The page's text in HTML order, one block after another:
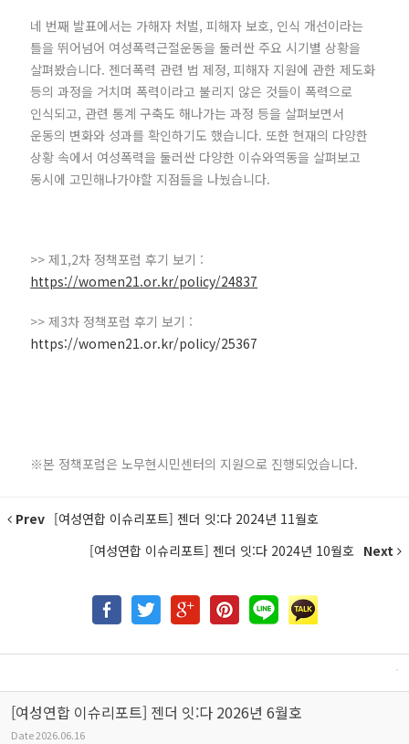
네 번째 발표에서는 가해자 처벌, 피해자 보호, 인식 개선이라는
틀을 뛰어넘어 여성폭력근절운동을 둘러싼 주요 시기별 상황을
살펴봤습니다. 젠더폭력 관련 법 제정, 피해자 지원에 관한 제도화
등의 과정을 거치며 폭력이라고 불리지 않은 것들이 폭력으로
인식되고, 관련 통계 구축도 해나가는 과정 등을 살펴보면서
운동의 변화와 성과를 확인하기도 했습니다. 또한 현재의 다양한
상황 속에서 여성폭력을 둘러싼 다양한 이슈와역동을 살펴보고
동시에 고민해나가야할 지점들을 나눴습니다.
>> 제1,2차 정책포럼 후기 보기 :
https://women21.or.kr/policy/24837
>> 제3차 정책포럼 후기 보기 :
https://women21.or.kr/policy/25367
※본 정책포럼은 노무현시민센터의 지원으로 진행되었습니다.
Prev [여성연합 이슈리포트] 젠더 잇:다 2024년 11월호
[여성연합 이슈리포트] 젠더 잇:다 2024년 10월호 Next
[여성연합 이슈리포트] 젠더 잇:다 2026년 6월호
Date2026.06.16